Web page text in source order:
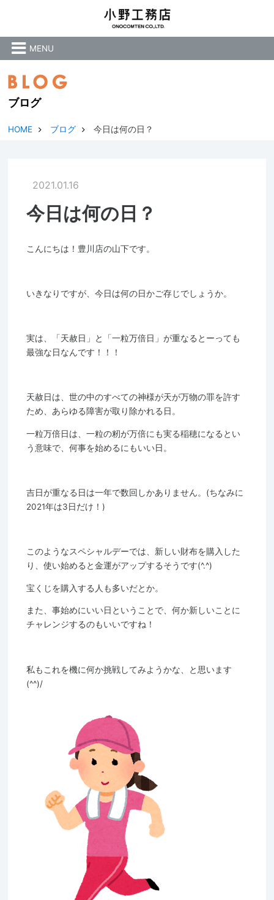
MENU
ブログ
HOME ブログ 今日は何の日？
2021.01.16
今日は何の日？
こんにちは！豊川店の山下です。
いきなりですが、今日は何の日かご存じでしょうか。
実は、「天赦日」と「一粒万倍日」が重なるとーっても
最強な日なんです！！！
天赦日は、世の中のすべての神様が天が万物の罪を許す
ため、あらゆる障害が取り除かれる日。
一粒万倍日は、一粒の籾が万倍にも実る稲穂になるとい
う意味で、何事を始めるにもいい日。
吉日が重なる日は一年で数回しかありません。(ちなみに
2021年は3日だけ！)
このようなスペシャルデーでは、新しい財布を購入した
り、使い始めると金運がアップするそうです(^.^)
宝くじを購入する人も多いだとか。
また、事始めにいい日ということで、何か新しいことに
チャレンジするのもいいですね！
私もこれを機に何か挑戦してみようかな、と思います
(^^)/